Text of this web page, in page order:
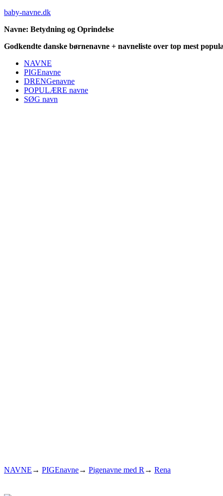
baby-navne.dk
Navne: Betydning og Oprindelse
Godkendte danske børnenavne + navneliste over top mest
NAVNE
PIGEnavne
DRENGenavne
POPULÆRE navne
SØG navn
NAVNE → PIGEnavne→ Pigenavne med R → Rena